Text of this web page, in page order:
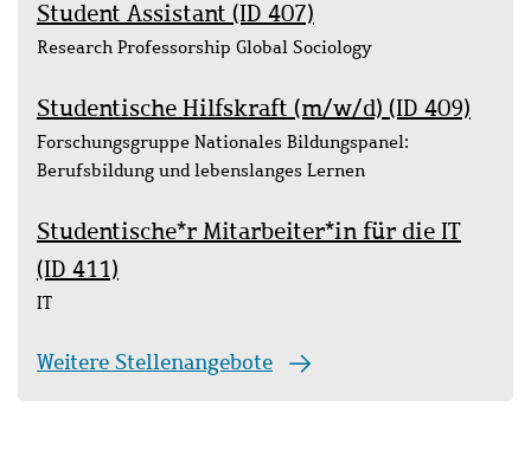
Seitenstruktur
Beschreibung
Research Professorship Global Sociology
Student Assistant (ID 407)
Seitenstruktur
Beschreibung
Forschungsgruppe Nationales Bildungspanel:
Berufsbildung und lebenslanges Lernen
Studentische Hilfskraft (m/w/d) (ID 409)
Seitenstruktur
Beschreibung
IT
Studentische*r Mitarbeiter*in für die IT
(ID 411)
Weitere Stellenangebote